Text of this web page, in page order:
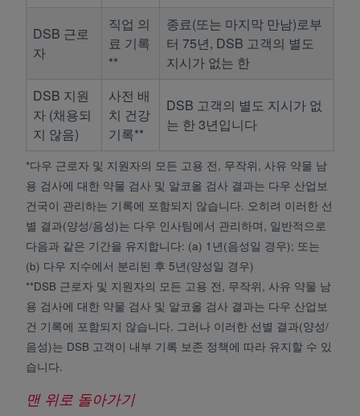
DSB 근로
자
직업 의
료 기록
**
종료(또는 마지막 만남)로부
터 75년, DSB 고객의 별도
지시가 없는 한
DSB 지원
자 (채용되
지 않음)
사전 배
치 건강
기록**
DSB 고객의 별도 지시가 없
는 한 3년입니다
*다우 근로자 및 지원자의 모든 고용 전, 무작위, 사유 약물 남
용 검사에 대한 약물 검사 및 알코올 검사 결과는 다우 산업보
건국이 관리하는 기록에 포함되지 않습니다. 오히려 이러한 선
별 결과(양성/음성)는 다우 인사팀에서 관리하며, 일반적으로
다음과 같은 기간을 유지합니다: (a) 1년(음성일 경우); 또는
(b) 다우 지수에서 분리된 후 5년(양성일 경우)
**DSB 근로자 및 지원자의 모든 고용 전, 무작위, 사유 약물 남
용 검사에 대한 약물 검사 및 알코올 검사 결과는 다우 산업보
건 기록에 포함되지 않습니다. 그러나 이러한 선별 결과(양성/
음성)는 DSB 고객이 내부 기록 보존 정책에 따라 유지할 수 있
습니다.
맨 위로 돌아가기